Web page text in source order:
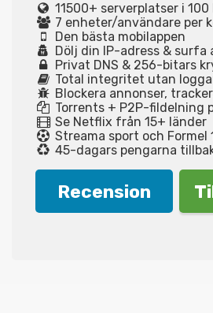
11500+ serverplatser i 100
7 enheter/användare per
Den bästa mobilappen
Dölj din IP-adress & surfa
Privat DNS & 256-bitars
Total integritet utan
Blockera annonser,
Torrents + P2P-fildelning
Se Netflix från 15+ länder
Streama sport och Formel
45-dagars pengarna
Recension